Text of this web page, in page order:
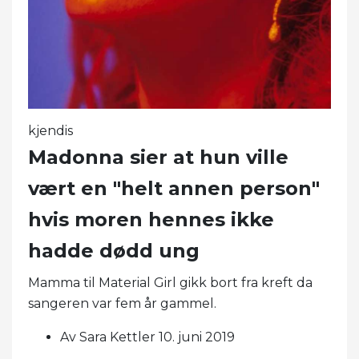
kjendis
Madonna sier at hun ville
vært en "helt annen person"
hvis moren hennes ikke
hadde dødd ung
Mamma til Material Girl gikk bort fra kreft da
sangeren var fem år gammel.
Av Sara Kettler 10. juni 2019